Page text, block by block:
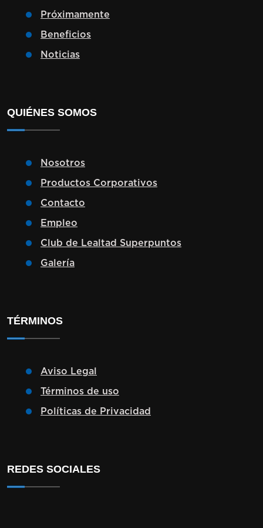
Próximamente
Beneficios
Noticias
QUIÉNES SOMOS
Nosotros
Productos Corporativos
Contacto
Empleo
Club de Lealtad Superpuntos
Galería
TÉRMINOS
Aviso Legal
Términos de uso
Políticas de Privacidad
REDES SOCIALES